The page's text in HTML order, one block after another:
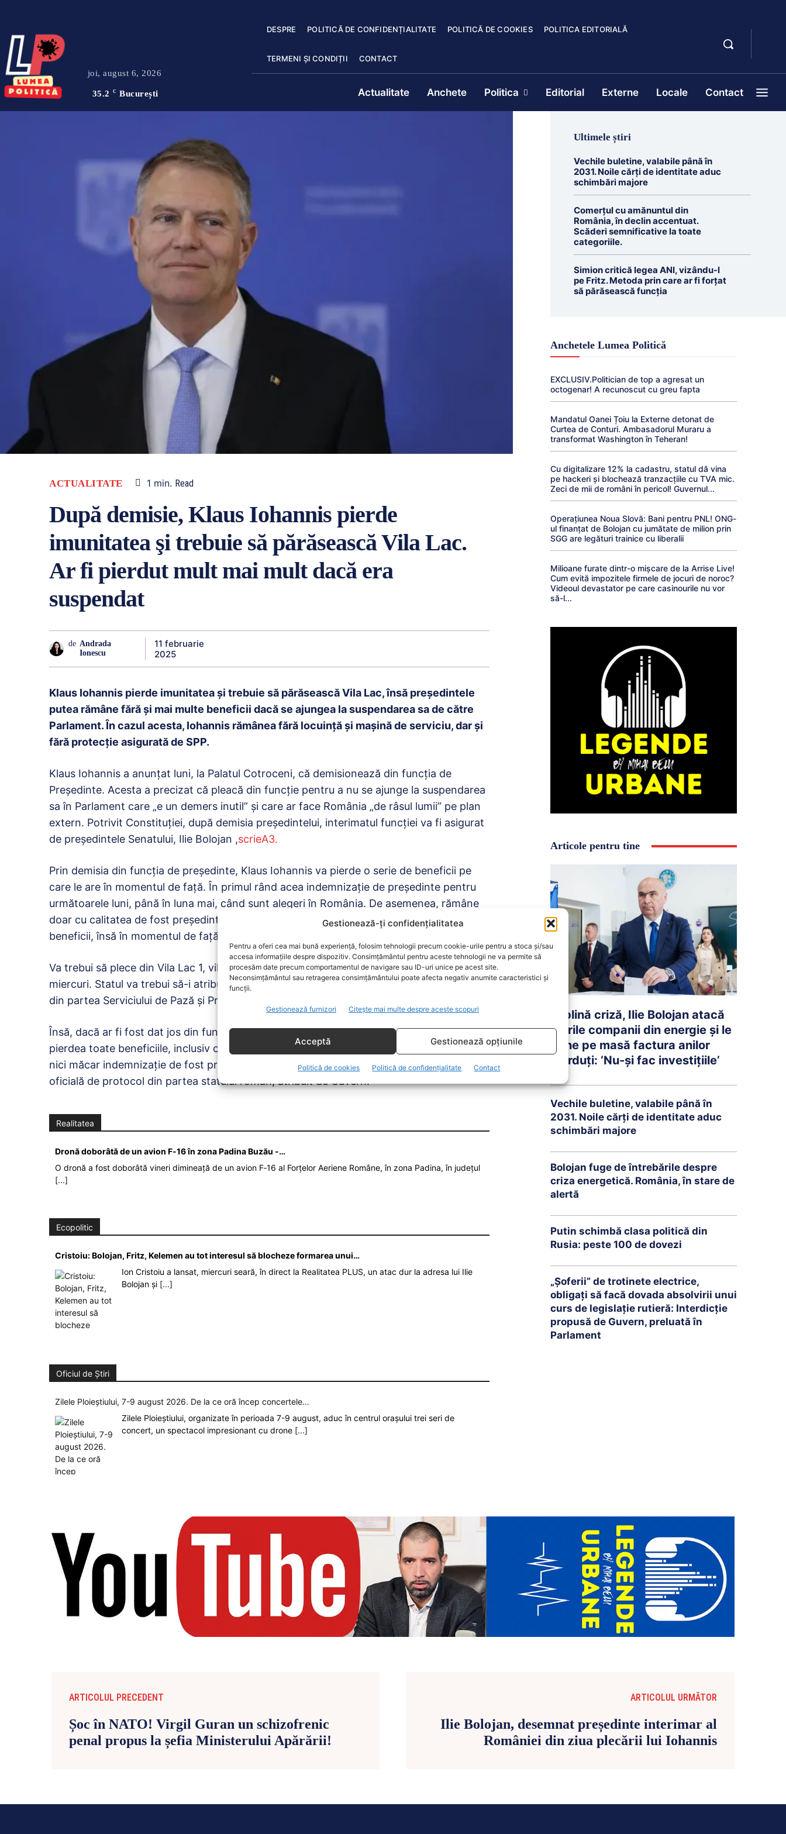
Gestionează-ți confidențialitatea
Pentru a oferi cea mai bună experiență, folosim tehnologii precum cookie-urile pentru a stoca și/sau
accesa informațiile despre dispozitiv. Consimțământul pentru aceste tehnologii ne va permite să
procesăm date precum comportamentul de navigare sau ID-uri unice pe acest site.
Neconsimțământul sau retragerea consimțământului poate afecta negativ anumite caracteristici și
funcții.
Gestionează furnizori Citește mai multe despre aceste scopuri
Acceptă Gestionează opțiunile
Politică de cookies Politică de confidențialitate Contact
joi, august 6, 2026
35.2 C București
DESPRE POLITICĂ DE CONFIDENȚIALITATE POLITICĂ DE COOKIES POLITICA EDITORIALĂ
TERMENI ȘI CONDIȚII CONTACT
Actualitate Anchete Politica Editorial Externe Locale Contact
ACTUALITATE 1 min. Read
După demisie, Klaus Iohannis pierde
imunitatea şi trebuie să părăsească Vila Lac.
Ar fi pierdut mult mai mult dacă era
suspendat
de Andrada
Ionescu
11 februarie
2025
Klaus Iohannis pierde imunitatea şi trebuie să părăsească Vila Lac, însă preşedintele
putea rămâne fără şi mai multe beneficii dacă se ajungea la suspendarea sa de către
Parlament. În cazul acesta, Iohannis rămânea fără locuinţă şi maşină de serviciu, dar şi
fără protecţie asigurată de SPP.
Klaus Iohannis a anunțat luni, la Palatul Cotroceni, că demisionează din funcția de
Președinte. Acesta a precizat că pleacă din funcție pentru a nu se ajunge la suspendarea
sa în Parlament care „e un demers inutil” și care ar face România „de râsul lumii” pe plan
extern. Potrivit Constituției, după demisia președintelui, interimatul funcției va fi asigurat
de președintele Senatului, Ilie Bolojan ,scrieA3.
Prin demisia din funcția de președinte, Klaus Iohannis va pierde o serie de beneficii pe
care le are în momentul de față. În primul rând acea indemnizație de președinte pentru
următoarele luni, până în luna mai, când sunt alegeri în România. De asemenea, rămâne
doar cu calitatea de fost președinte a statului român, ceea ce presupune și ea niște
beneficii, însă în momentul de față pierde imunitatea.
Va trebui să plece din Vila Lac 1, vilă în care stau președinții României. Asta începând de
miercuri. Statul va trebui să-i atribuie o locuință de serviciu, inclusiv mașină și protecție,
din partea Serviciului de Pază și Protecție.
Însă, dacă ar fi fost dat jos din funcția de președinte al statului prin suspendare, atunci
pierdea toate beneficiile, inclusiv cea de fost șef al statului. Practic, nu mai avea nimic,
nici măcar indemnizație de fost președinte al statului. Nu mai avea mașină, nici vilă
oficială de protocol din partea statului român, atribuit de Guvern.
Realitatea
Dronă doborâtă de un avion F‑16 în zona Padina Buzău -…
O dronă a fost doborâtă vineri dimineață de un avion F‑16 al Forțelor Aeriene Române, în zona Padina, în județul
[...]
Ecopolitic
Cristoiu: Bolojan, Fritz, Kelemen au tot interesul să blocheze formarea unui…
Ion Cristoiu a lansat, miercuri seară, în direct la Realitatea PLUS, un atac dur la adresa lui Ilie
Bolojan și [...]
Oficiul de Știri
Zilele Ploieștiului, 7-9 august 2026. De la ce oră încep concertele…
Zilele Ploieștiului, organizate în perioada 7-9 august, aduc în centrul orașului trei seri de
concert, un spectacol impresionant cu drone [...]
Ultimele știri
Vechile buletine, valabile până în
2031. Noile cărți de identitate aduc
schimbări majore
Comerțul cu amănuntul din
România, în declin accentuat.
Scăderi semnificative la toate
categoriile.
Simion critică legea ANI, vizându-l
pe Fritz. Metoda prin care ar fi forțat
să părăsească funcția
Anchetele Lumea Politică
EXCLUSIV.Politician de top a agresat un
octogenar! A recunoscut cu greu fapta
Mandatul Oanei Țoiu la Externe detonat de
Curtea de Conturi. Ambasadorul Muraru a
transformat Washington în Teheran!
Cu digitalizare 12% la cadastru, statul dă vina
pe hackeri și blochează tranzacțiile cu TVA mic.
Zeci de mii de români în pericol! Guvernul...
Operațiunea Noua Slovă: Bani pentru PNL! ONG-
ul finanțat de Bolojan cu jumătate de milion prin
SGG are legături trainice cu liberalii
Milioane furate dintr-o mișcare de la Arrise Live!
Cum evită impozitele firmele de jocuri de noroc?
Videoul devastator pe care casinourile nu vor
să-l...
Articole pentru tine
În plină criză, Ilie Bolojan atacă
marile companii din energie și le
pune pe masă factura anilor
pierduți: ‘Nu-și fac investițiile’
Vechile buletine, valabile până în
2031. Noile cărți de identitate aduc
schimbări majore
Bolojan fuge de întrebările despre
criza energetică. România, în stare de
alertă
Putin schimbă clasa politică din
Rusia: peste 100 de dovezi
„Șoferii” de trotinete electrice,
obligați să facă dovada absolvirii unui
curs de legislație rutieră: Interdicție
propusă de Guvern, preluată în
Parlament
ARTICOLUL PRECEDENT
Șoc în NATO! Virgil Guran un schizofrenic
penal propus la șefia Ministerului Apărării!
ARTICOLUL URMĂTOR
Ilie Bolojan, desemnat președinte interimar al
României din ziua plecării lui Iohannis